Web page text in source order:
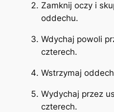
Zamknij oczy i
oddechu.
Wdychaj powoli
czterech.
Wstrzymaj
Wydychaj przez
czterech.